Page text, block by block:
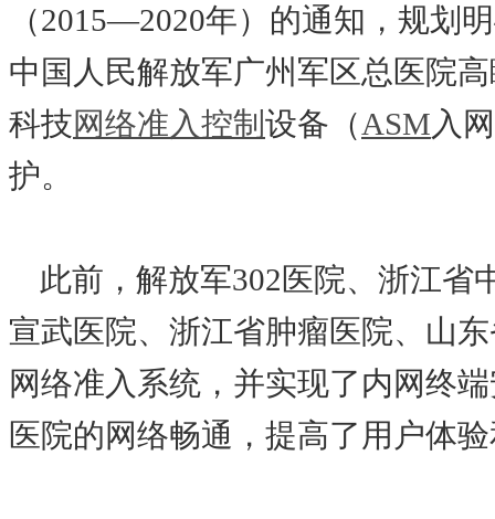
（2015—2020年）的通知，规划
中国人民解放军广州军区总医院
科技网络准入控制 设备（ASM入
护。
此前，解放军302医院、浙江省
宣武医院、浙江省肿瘤医院、山
网络准入系统，并实现了内网终
医院的网络畅通，提高了用户体